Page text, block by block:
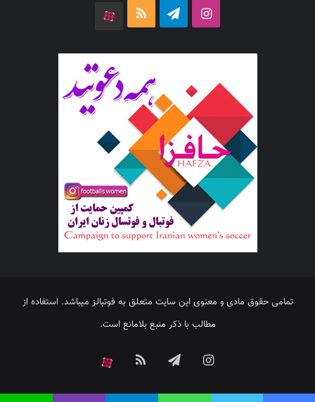
اینستاگرامتلگرام خوراک
تمامی حقوق مادی و معنوی این سایت متعلق به فوتبالز میباشد. استفاده از
مطالب با ذکر منبع بلامانع است.
اینستاگرامتلگرام خوراک